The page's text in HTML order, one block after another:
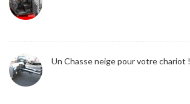
Un Chasse neige pour votre chariot !